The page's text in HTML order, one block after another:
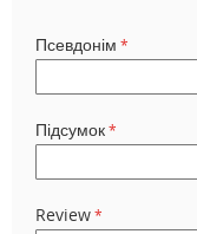
Псевдонім
Підсумок
Review